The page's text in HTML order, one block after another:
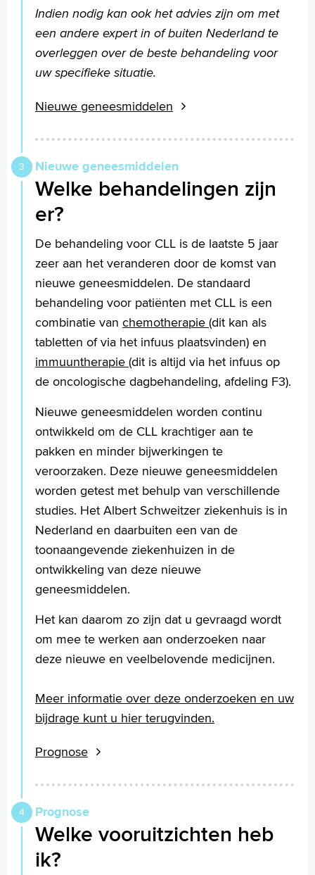
Indien nodig kan ook het advies zijn om met
een andere expert in of buiten Nederland te
overleggen over de beste behandeling voor
uw specifieke situatie.
Nieuwe geneesmiddelen
Nieuwe geneesmiddelen
Welke behandelingen zijn
er?
De behandeling voor CLL is de laatste 5 jaar
zeer aan het veranderen door de komst van
nieuwe geneesmiddelen. De standaard
behandeling voor patiënten met CLL is een
combinatie van chemotherapie (dit kan als
tabletten of via het infuus plaatsvinden) en
immuuntherapie (dit is altijd via het infuus op
de oncologische dagbehandeling, afdeling F3).
Nieuwe geneesmiddelen worden continu
ontwikkeld om de CLL krachtiger aan te
pakken en minder bijwerkingen te
veroorzaken. Deze nieuwe geneesmiddelen
worden getest met behulp van verschillende
studies. Het Albert Schweitzer ziekenhuis is in
Nederland en daarbuiten een van de
toonaangevende ziekenhuizen in de
ontwikkeling van deze nieuwe
geneesmiddelen.
Het kan daarom zo zijn dat u gevraagd wordt
om mee te werken aan onderzoeken naar
deze nieuwe en veelbelovende medicijnen.
Meer informatie over deze onderzoeken en uw
bijdrage kunt u hier terugvinden.
Prognose
Prognose
Welke vooruitzichten heb
ik?